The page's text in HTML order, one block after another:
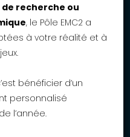
MODALITES
acquises se
et à la fin de la
par le formateur
recherche ou
, le Pôle EMC2 a
à votre réalité et à
bénéficier d’un
personnalisé
l’année.